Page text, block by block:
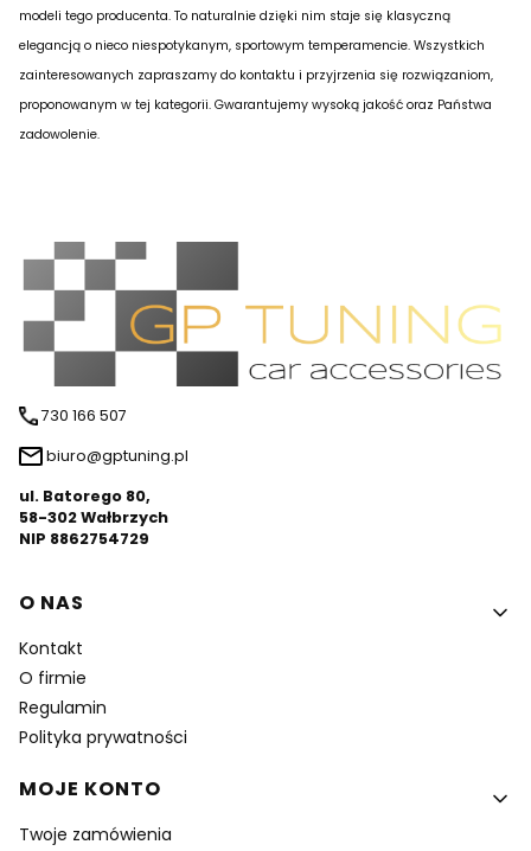
modeli tego producenta. To naturalnie dzięki nim staje się klasyczną
elegancją o nieco niespotykanym, sportowym temperamencie. Wszystkich
zainteresowanych zapraszamy do kontaktu i przyjrzenia się rozwiązaniom,
proponowanym w tej kategorii. Gwarantujemy wysoką jakość oraz Państwa
zadowolenie.
730 166 507
biuro@gptuning.pl
ul. Batorego 80,
58-302 Wałbrzych
NIP 8862754729
Linki w stopce
O NAS
Kontakt
O firmie
Regulamin
Polityka prywatności
MOJE KONTO
Twoje zamówienia